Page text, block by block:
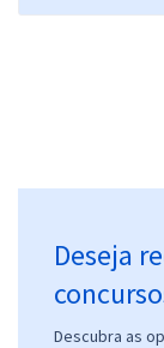
Deseja
Descubra as